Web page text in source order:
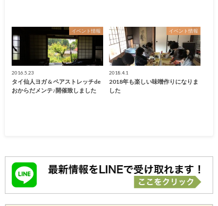
イベント情報
2016.5.23
タイ仙人ヨガ & ペアストレッチde
おからだメンテ♪開催致しました
イベント情報
2018.4.1
2018年も楽しい味噌作りになりま
した